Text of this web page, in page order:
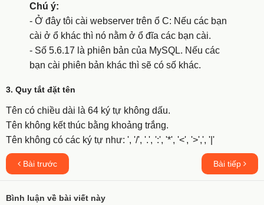
Chú ý:
- Ở đây tôi cài webserver trên ổ C: Nếu các bạn
cài ở ổ khác thì nó nằm ở ổ đĩa các bạn cài.
- Số 5.6.17 là phiên bản của MySQL. Nếu các
bạn cài phiên bản khác thì sẽ có số khác.
3. Quy tắt đặt tên
Tên có chiều dài là 64 ký tự không dấu.
Tên không kết thúc bằng khoảng trắng.
Tên không có các ký tự như: ', '/', '.', ':', '*', '<', '>',', '|'
Bài trước Bài tiếp
Bình luận về bài viết này